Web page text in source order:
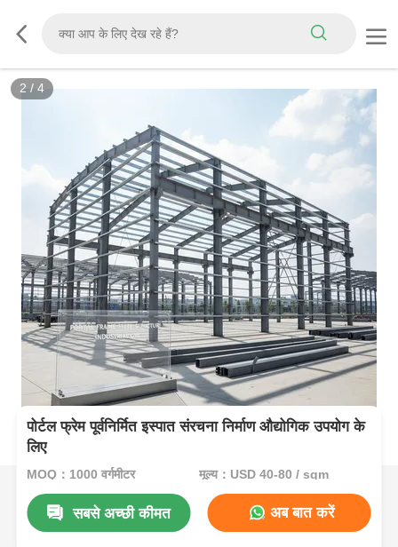
3 / 4
पोर्टल फ्रेम पूर्वनिर्मित इस्पात संरचना निर्माण औद्योगिक उपयोग के
लिए
MOQ：1000 वर्गमीटर मूल्य：USD 40-80 / sqm
सबसे अच्छी कीमत अब बात करें